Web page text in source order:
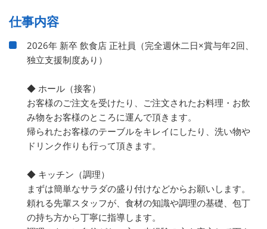
仕事内容
2026年 新卒 飲食店 正社員（完全週休二日×賞与年2回、
独立支援制度あり）
◆ ホール（接客）
お客様のご注文を受けたり、ご注文されたお料理・お飲
み物をお客様のところに運んで頂きます。
帰られたお客様のテーブルをキレイにしたり、洗い物や
ドリンク作りも行って頂きます。
◆ キッチン（調理）
まずは簡単なサラダの盛り付けなどからお願いします。
頼れる先輩スタッフが、食材の知識や調理の基礎、包丁
の持ち方から丁寧に指導します。